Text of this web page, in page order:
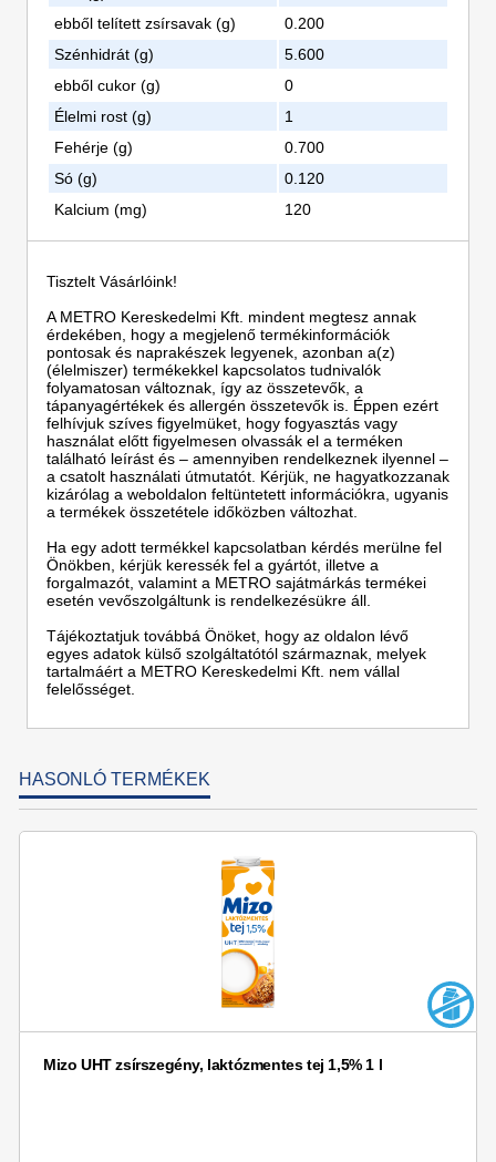
ebből telített zsírsavak (g)
0.200
Szénhidrát (g)
5.600
ebből cukor (g)
0
Élelmi rost (g)
1
Fehérje (g)
0.700
Só (g)
0.120
Kalcium (mg)
120
Tisztelt Vásárlóink!
A METRO Kereskedelmi Kft. mindent megtesz annak
érdekében, hogy a megjelenő termékinformációk
pontosak és naprakészek legyenek, azonban a(z)
(élelmiszer) termékekkel kapcsolatos tudnivalók
folyamatosan változnak, így az összetevők, a
tápanyagértékek és allergén összetevők is. Éppen ezért
felhívjuk szíves figyelmüket, hogy fogyasztás vagy
használat előtt figyelmesen olvassák el a terméken
található leírást és – amennyiben rendelkeznek ilyennel –
a csatolt használati útmutatót. Kérjük, ne hagyatkozzanak
kizárólag a weboldalon feltüntetett információkra, ugyanis
a termékek összetétele időközben változhat.
Ha egy adott termékkel kapcsolatban kérdés merülne fel
Önökben, kérjük keressék fel a gyártót, illetve a
forgalmazót, valamint a METRO sajátmárkás termékei
esetén vevőszolgáltunk is rendelkezésükre áll.
Tájékoztatjuk továbbá Önöket, hogy az oldalon lévő
egyes adatok külső szolgáltatótól származnak, melyek
tartalmáért a METRO Kereskedelmi Kft. nem vállal
felelősséget.
HASONLÓ TERMÉKEK
Mizo UHT zsírszegény, laktózmentes tej 1,5% 1 l